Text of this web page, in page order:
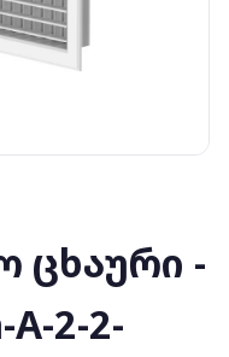
ცხაური -
2-2-